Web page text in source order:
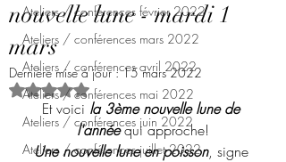
Ateliers / conférences février 2022
Ateliers / conférences mars 2022
Ateliers / conférences avril 2022
Ateliers / conférences mai 2022
Ateliers / conférences juin 2022
Ateliers / conférences juillet 2022
nouvelle lune - mardi 1
mars
Dernière mise à jour :15 mars 2022
Noté NaN étoiles sur 5.
Et voici la 3ème nouvelle lune de
l'année qui approche!
Une nouvelle lune en poisson, signe